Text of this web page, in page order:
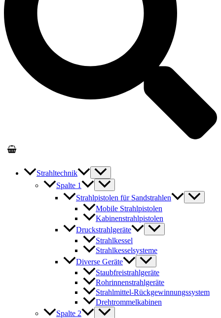
Strahltechnik
Spalte 1
Strahlpistolen für Sandstrahlen
Mobile Strahlpistolen
Kabinenstrahlpistolen
Druckstrahlgeräte
Strahlkessel
Strahlkesselsysteme
Diverse Geräte
Staubfreistrahlgeräte
Rohrinnenstrahlgeräte
Strahlmittel-Rückgewinnungssystem
Drehtrommelkabinen
Spalte 2